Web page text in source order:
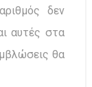
δεν
αυτές στα
θα